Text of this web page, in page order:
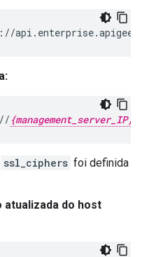
{management_server_IP}
ssl_ciphers foi definida
atualizada do host